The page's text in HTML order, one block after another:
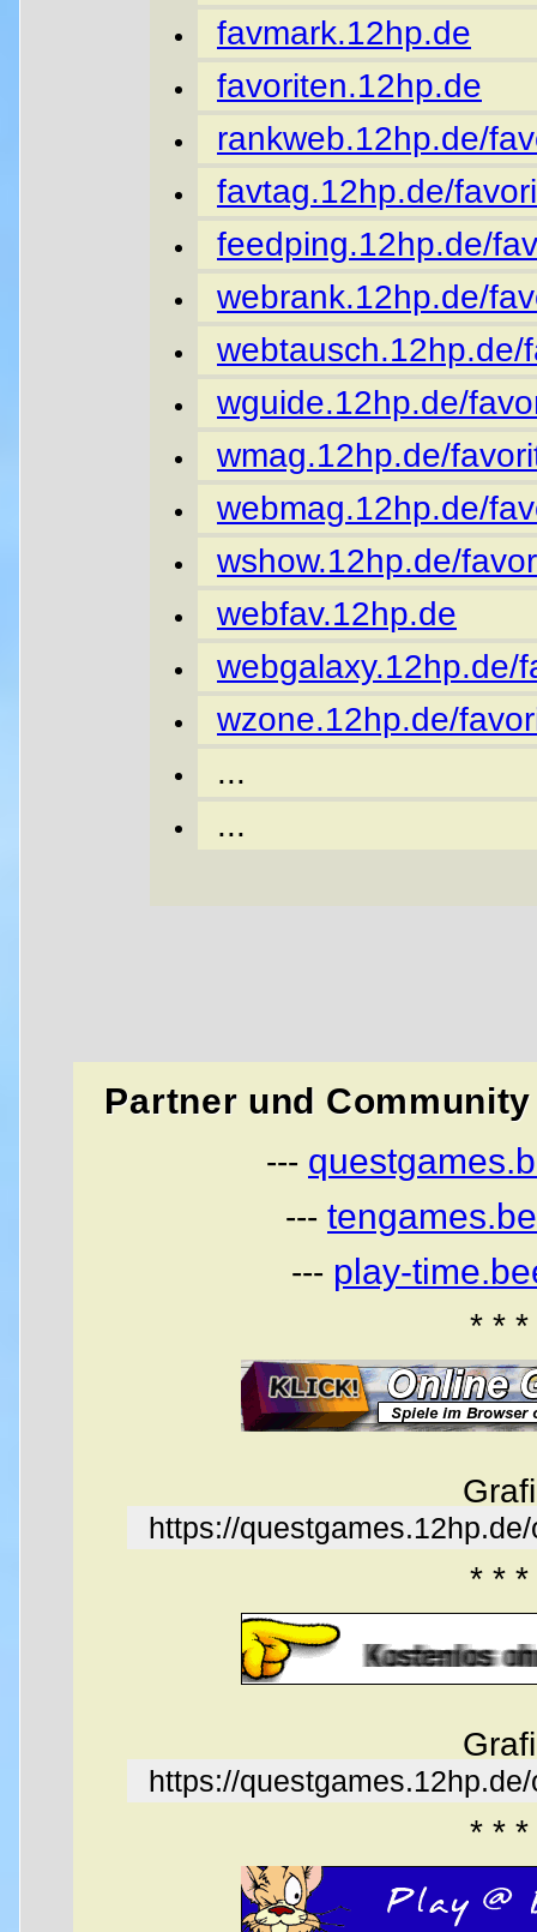
favmark.12hp.de
favoriten.12hp.de
rankweb.12hp.de/
favtag.12hp.de/
feedping.12hp.de/
webrank.12hp.de/
webtausch.12hp.de/
wguide.12hp.de/
wmag.12hp.de/
webmag.12hp.de/
wshow.12hp.de/
webfav.12hp.de
webgalaxy.12hp.de/
wzone.12hp.de/
...
...
Partner und
---
---
--- play-
* * *
https://
* * *
https://
* * *